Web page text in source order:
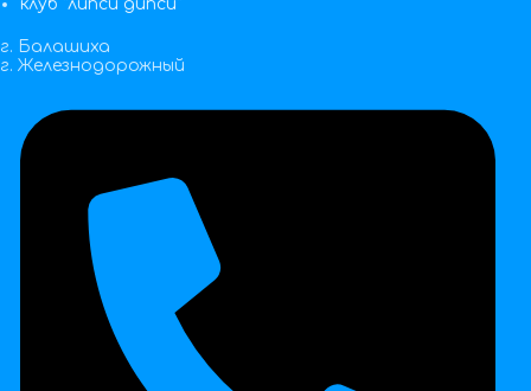
клуб “липси дипси”
г. Балашиха
г. Железнодорожный